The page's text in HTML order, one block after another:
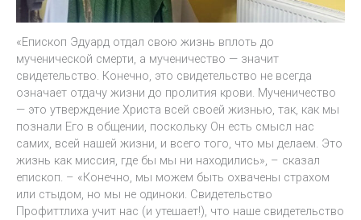
«Епископ Эдуард отдал свою жизнь вплоть до
мученической смерти, а мученичество — значит
свидетельство. Конечно, это свидетельство не всегда
означает отдачу жизни до пролития крови. Мученичество
— это утверждение Христа всей своей жизнью, так, как мы
познали Его в общении, поскольку Он есть смысл нас
самих, всей нашей жизни, и всего того, что мы делаем. Это
жизнь как миссия, где бы мы ни находились», – сказал
епископ. – «Конечно, мы можем быть охвачены страхом
или стыдом, но мы не одиноки. Свидетельство
Профиттлиха учит нас (и утешает!), что наше свидетельство